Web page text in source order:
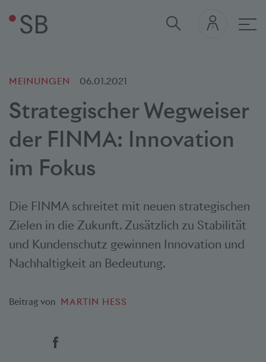
MEINUNGEN 06.01.2021
Strategischer Wegweiser
der FINMA: Innovation
im Fokus
Die FINMA schreitet mit neuen strategischen
Zielen in die Zukunft. Zusätzlich zu Stabilität
und Kundenschutz gewinnen Innovation und
Nachhaltigkeit an Bedeutung.
Beitrag von MARTIN HESS
Social Bookmarks